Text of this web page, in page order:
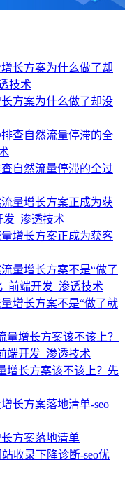
方案为什么做了却没
自然流量停滞的全过
增长方案正成为获客
增长方案不是“做了就
增长方案该不该上？先
方案落地清单